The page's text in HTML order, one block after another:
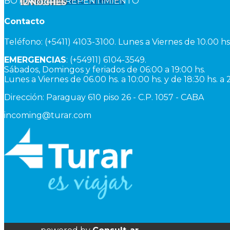
9NOCHES
12NOCHES
Contacto
Teléfono: (+5411) 4103-3100. Lunes a Viernes de 10.00
EMERGENCIAS: (+54911) 6104-3549.
Sábados, Domingos y feriados de 06:00 a 19:00 hs.
Lunes a Viernes de 06.00 hs. a 10:00 hs. y de 18:30 hs. a
Dirección: Paraguay 610 piso 26 - C.P. 1057 - CABA
incoming@turar.com